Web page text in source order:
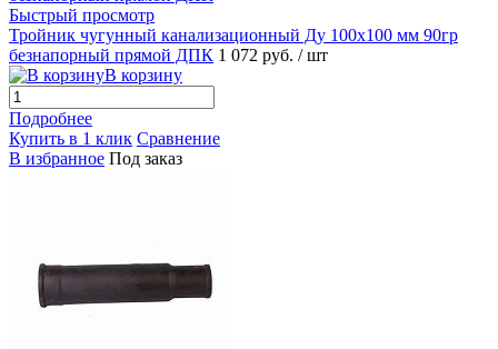
Быстрый просмотр
Тройник чугунный канализационный Ду 100х100 мм 90гр
безнапорный прямой ДПК 1 072 руб. / шт
В корзину
Подробнее
Купить в 1 клик Сравнение
В избранное Под заказ